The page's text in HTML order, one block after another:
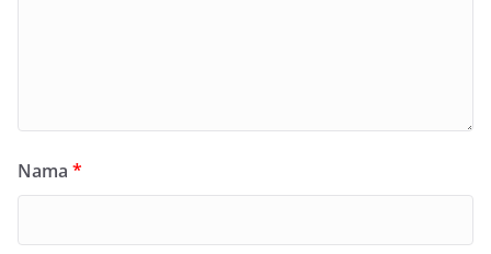
Nama *